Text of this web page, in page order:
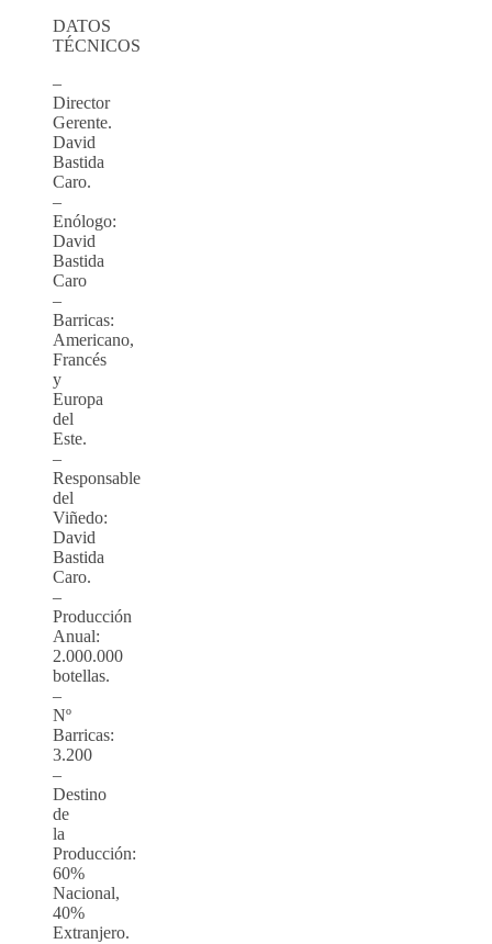
DATOS
TÉCNICOS
–
Director
Gerente.
David
Bastida
Caro.
–
Enólogo:
David
Bastida
Caro
–
Barricas:
Americano,
Francés
y
Europa
del
Este.
–
Responsable
del
Viñedo:
David
Bastida
Caro.
–
Producción
Anual:
2.000.000
botellas.
–
Nº
Barricas:
3.200
–
Destino
de
la
Producción:
60%
Nacional,
40%
Extranjero.